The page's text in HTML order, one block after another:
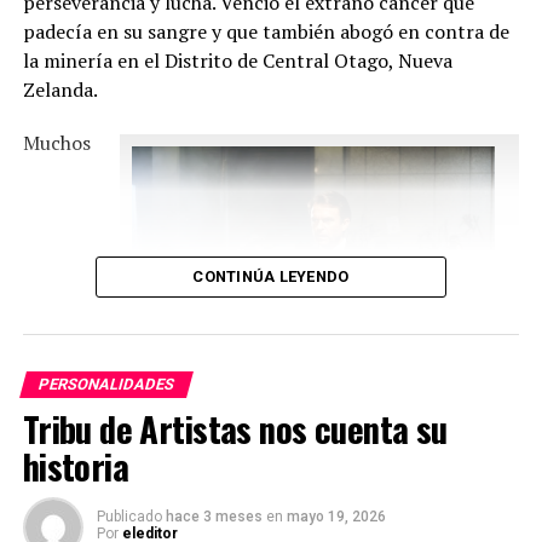
padecía en su sangre y que también abogó en contra de
la minería en el Distrito de Central Otago, Nueva
Zelanda.
Sam Neill como John Trent
Muchos
CONTINÚA LEYENDO
PERSONALIDADES
Tribu de Artistas nos cuenta su
historia
Publicado hace 3 meses en mayo 19, 2026
Por eleditor